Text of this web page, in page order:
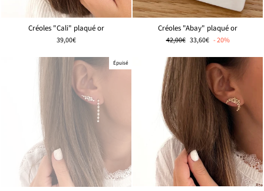
Créoles "Cali" plaqué or
39,00€
Créoles "Abay" plaqué or
Prix
42,00€ 🌸
DOUX
33,60€ - 20%
Épuisé